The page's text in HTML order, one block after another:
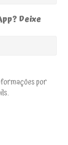
Deixe
por